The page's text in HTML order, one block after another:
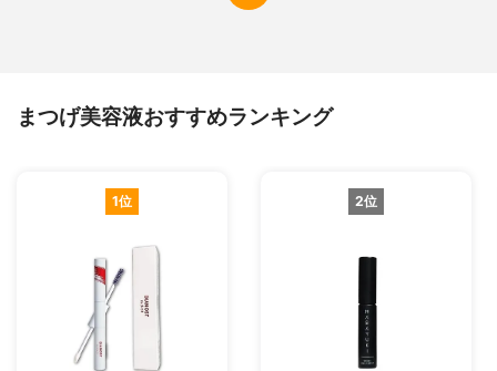
まつげ美容液おすすめランキング
1位 2位